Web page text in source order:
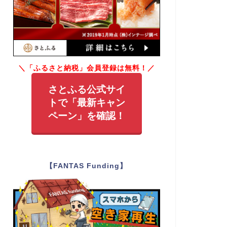
＼「ふるさと納税」会員登録は無料！／
さとふる公式サイ
トで「最新キャン
ペーン」を確認！
【FANTAS Funding】